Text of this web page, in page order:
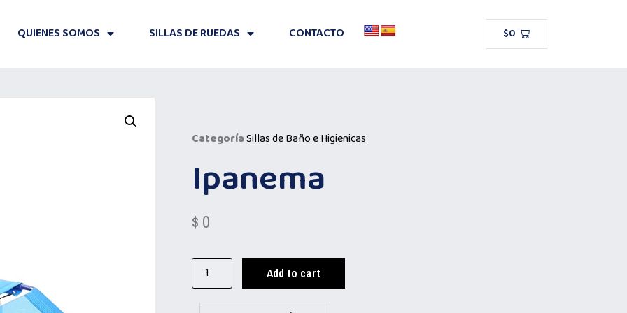
QUIENES SOMOS SILLAS DE RUEDAS CONTACTO $0
CategoríaSillas de Baño e Higienicas
Ipanema
$ 0
Add to cart